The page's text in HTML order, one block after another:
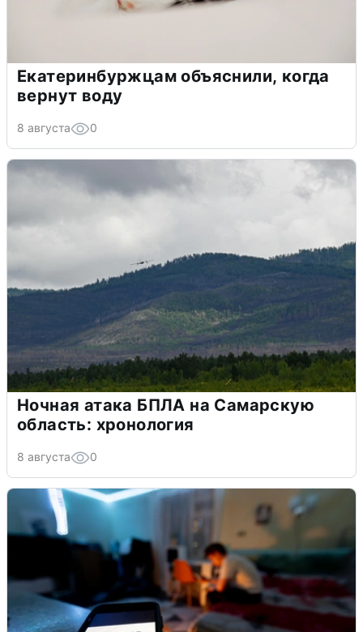
Екатеринбуржцам объяснили, когда
вернут воду
8 августа 0
Ночная атака БПЛА на Самарскую
область: хронология
8 августа 0